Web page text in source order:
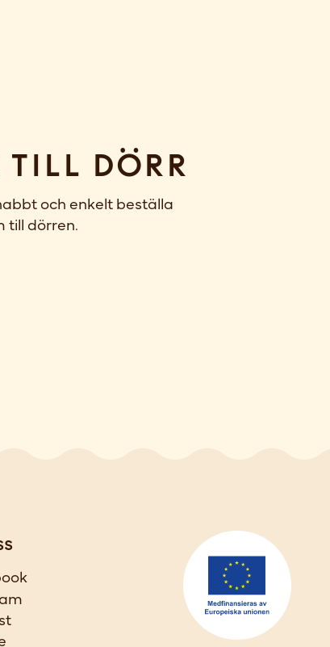
till dörr
och enkelt beställa
till dörren.